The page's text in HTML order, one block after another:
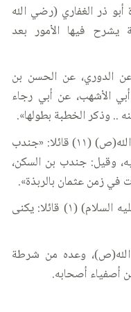
جنادة أبو ذر الغفاري (رضي الله
يشرح فيها الأمور بعد
عن الدوري، عن الحسن بن
الأشهب، عن أبي رجاء
.. وذكر الخطبة بطولها».
وذكره في رجاله في أصحاب رسول الله(ص) (١١) قائلا: «جندب
وقيل: جندب بن السكن،
في زمن عثمان بالربذة».
وذكره في أصحاب أمير المؤمنين(عليه السلام) (١) قائلا: يكنى
وعده من شرطة
أصفياء أصحابه.